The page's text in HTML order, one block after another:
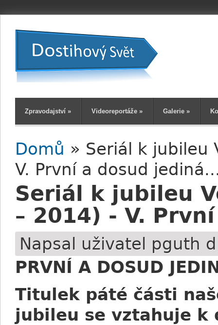
Zpravodajství » Videoreportáže » Galerie »
Jste zde
Domů » Seriál k jubileu
V. První a dosud
Seriál k jubileu
– 2014) - V.
Napsal uživatel pguth
PRVNÍ A DOSUD
Titulek páté části
jubileu se vztahuje k